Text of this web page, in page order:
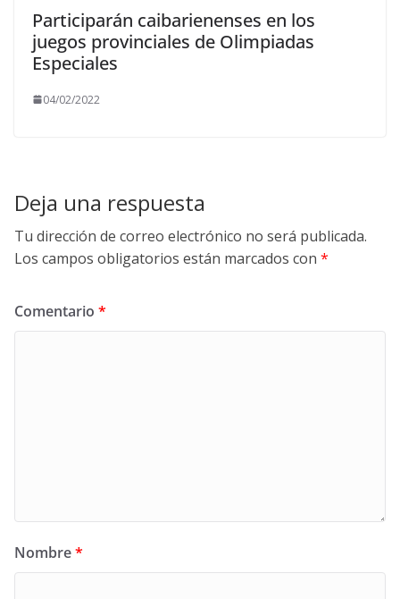
Participarán caibarienenses en los
juegos provinciales de Olimpiadas
Especiales
04/02/2022
Deja una respuesta
Tu dirección de correo electrónico no será publicada.
Los campos obligatorios están marcados con *
Comentario *
Nombre*